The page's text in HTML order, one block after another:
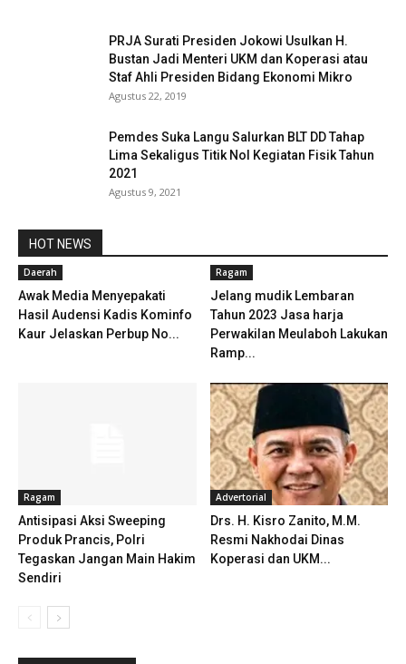
PRJA Surati Presiden Jokowi Usulkan H.
Bustan Jadi Menteri UKM dan Koperasi atau
Staf Ahli Presiden Bidang Ekonomi Mikro
Agustus 22, 2019
Pemdes Suka Langu Salurkan BLT DD Tahap
Lima Sekaligus Titik Nol Kegiatan Fisik Tahun
2021
Agustus 9, 2021
HOT NEWS
Daerah
Awak Media Menyepakati
Hasil Audensi Kadis Kominfo
Kaur Jelaskan Perbup No...
Ragam
Jelang mudik Lembaran
Tahun 2023 Jasa harja
Perwakilan Meulaboh Lakukan
Ramp...
Ragam
Antisipasi Aksi Sweeping
Produk Prancis, Polri
Tegaskan Jangan Main Hakim
Sendiri
Advertorial
Drs. H. Kisro Zanito, M.M.
Resmi Nakhodai Dinas
Koperasi dan UKM...